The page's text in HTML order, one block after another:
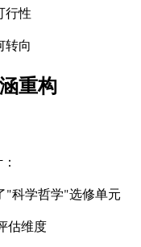
行性
转向
重构
"科学哲学"选修单元
估维度